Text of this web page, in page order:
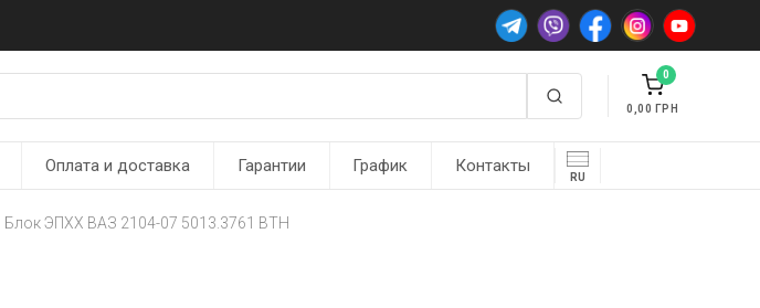
0
0,00
Оплата и доставка Гарантии График Контакты
RU
Блок ЭПХХ ВАЗ 2104-07 5013.3761 ВТН